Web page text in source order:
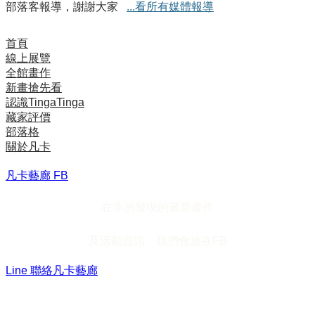
部落客報導，謝謝大家 ...看所有媒體報導
首頁
線上展覽
全館畫作
新畫搶先看
認識TingaTinga
藏家評價
部落格
關於凡卡
凡卡藝廊 FB
Line 聯絡凡卡藝廊